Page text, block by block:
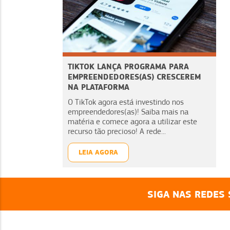
TIKTOK LANÇA PROGRAMA PARA
EMPREENDEDORES(AS) CRESCEREM
NA PLATAFORMA
O TikTok agora está investindo nos
empreendedores(as)! Saiba mais na
matéria e comece agora a utilizar este
recurso tão precioso! A rede...
LEIA AGORA
SIGA NAS REDES